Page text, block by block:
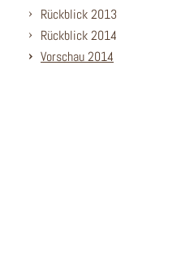
Rückblick 2013
Rückblick 2014
Vorschau 2014